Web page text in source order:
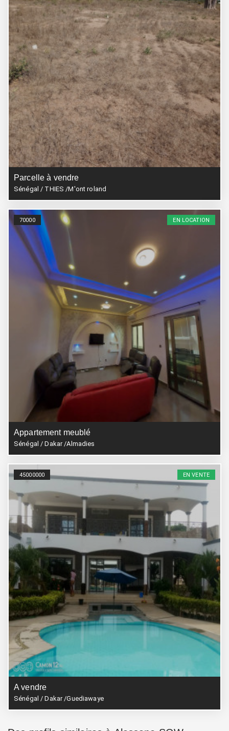
Parcelle à vendre
Sénégal / THIES /M'ont roland
70000 EN LOCATION
Appartement meublé
Sénégal / Dakar /Almadies
45000000 EN VENTE
A vendre
Sénégal / Dakar /Guediawaye